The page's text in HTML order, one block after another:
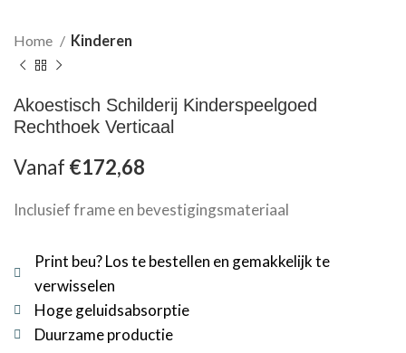
Home Kinderen
Akoestisch Schilderij Kinderspeelgoed
Rechthoek Verticaal
Vanaf €172,68
Inclusief frame en bevestigingsmateriaal
Print beu? Los te bestellen en gemakkelijk te
verwisselen
Hoge geluidsabsorptie
Duurzame productie